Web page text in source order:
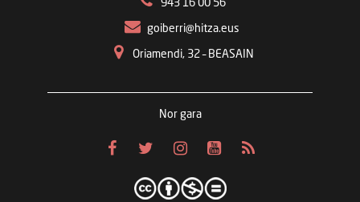
943 16 00 56
goiberri@hitza.eus
Oriamendi, 32 – BEASAIN
Nor gara